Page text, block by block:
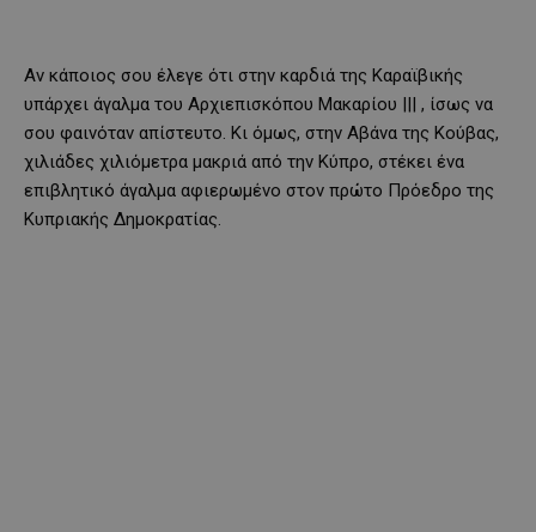
Αν κάποιος σου έλεγε ότι στην καρδιά της Καραϊβικής
υπάρχει άγαλμα του Αρχιεπισκόπου Μακαρίου ||| , ίσως να
σου φαινόταν απίστευτο. Κι όμως, στην Αβάνα της Κούβας,
χιλιάδες χιλιόμετρα μακριά από την Κύπρο, στέκει ένα
επιβλητικό άγαλμα αφιερωμένο στον πρώτο Πρόεδρο της
Κυπριακής Δημοκρατίας.